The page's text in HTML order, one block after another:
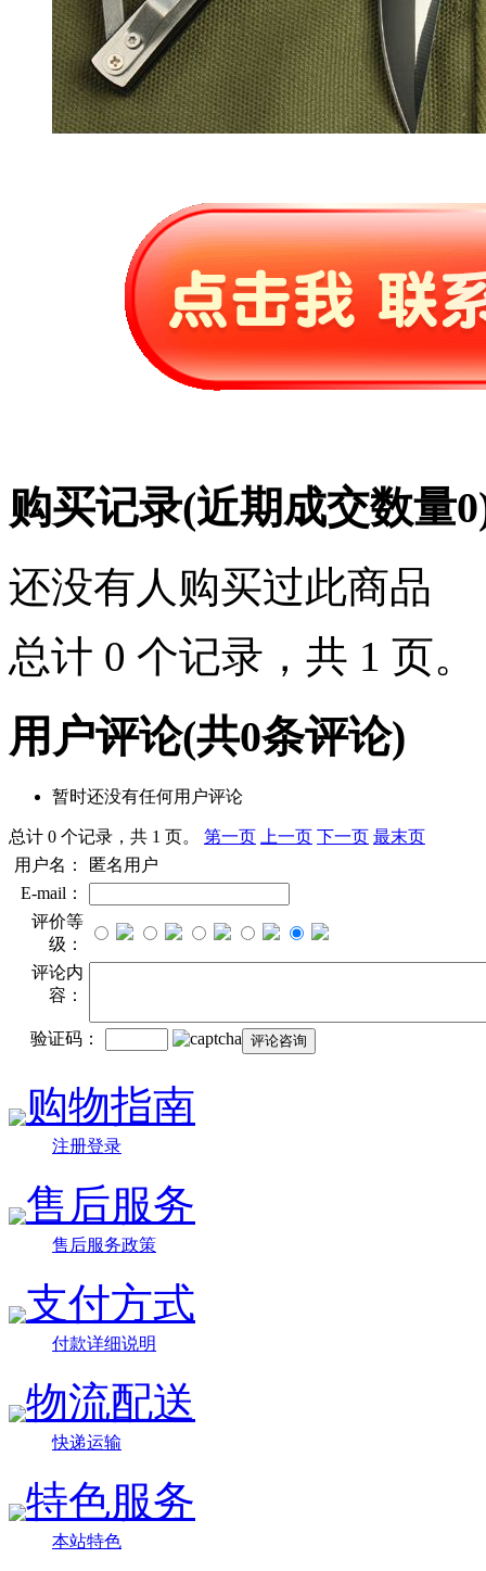
购买记录(近期成交数量0
还没有人购买过此商品
总计 0 个记录，共 1 页。
用户评论(共0条评论)
暂时还没有任何用户评论
总计 0 个记录，共 1 页。 第一页 上一页 下一页 最末页
用户名：
匿名用户
E-mail：
评价等
级：
评论内
容：
验证码：
购物指南
注册登录
售后服务
售后服务政策
支付方式
付款详细说明
物流配送
快递运输
特色服务
本站特色